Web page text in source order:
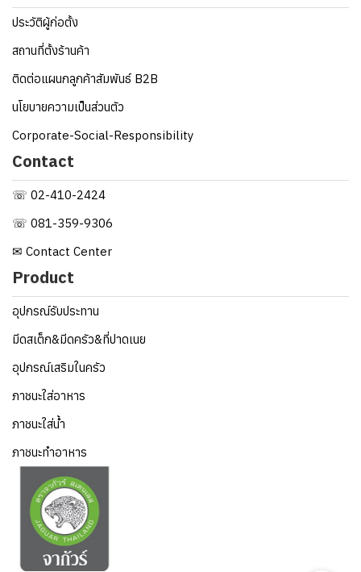
ประวัติผู้ก่อตั้ง
สถานที่ตั้งร้านค้า
ติดต่อแผนกลูกค้าสัมพันธ์ B2B
นโยบายความเป็นส่วนตัว
Corporate-Social-Responsibility
Contact
☏ 02-410-2424
☏ 081-359-9306
✉ Contact Center
Product
อุปกรณ์รับประทาน
มีดสเต็ก&มีดครัว&ที่ปาดเนย
อุปกรณ์เสริมในครัว
ภาชนะใส่อาหาร
ภาชนะใส่น้ำ
ภาชนะทำอาหาร